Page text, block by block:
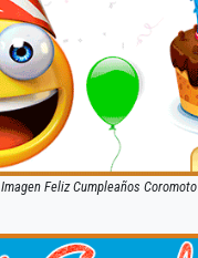
Imagen Feliz Cumpleaños Coromoto